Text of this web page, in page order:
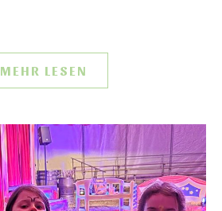
MEHR LESEN